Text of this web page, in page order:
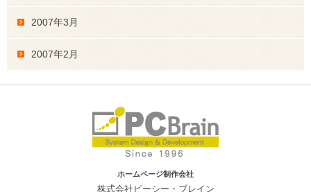
2007年3月
2007年2月
ホームページ制作会社
株式会社ピーシー・ブレイン